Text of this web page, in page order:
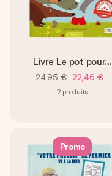
Livre Le pot pour...
24,95 € 22,46 €
2 produits
Promo